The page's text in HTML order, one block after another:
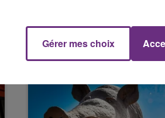
Gérer mes choix